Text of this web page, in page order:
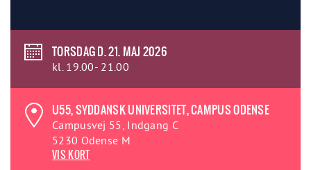
TORSDAG D. 21. MAJ 2026
kl. 19.00- 21.00
U55, SYDDANSK UNIVERSITET, CAMPUS ODENSE
Campusvej 55, Indgang C
5230 Odense M
VIS KORT